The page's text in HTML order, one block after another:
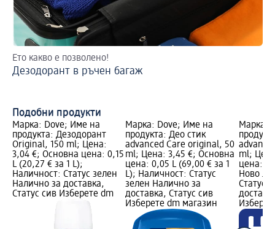
Ето какво е позволено!
Дезодорант в ръчен багаж
Подобни продукти
Марка: Dove; Име на
продукта: Дезодорант
Original, 150 ml; Цена:
3,04 €; Основна цена: 0,15
L (20,27 € за 1 L);
Наличност: Статус зелен
Налично за доставка,
Статус сив Изберете dm
Марка: Dove; Име на
продукта: Део стик
advanced Care original, 50
ml; Цена: 3,45 €; Основна
цена: 0,05 L (69,00 € за 1
L); Наличност: Статус
зелен Налично за
доставка, Статус сив
Изберете dm магазин
Марка:
ml;
цена:
Ново
Статус